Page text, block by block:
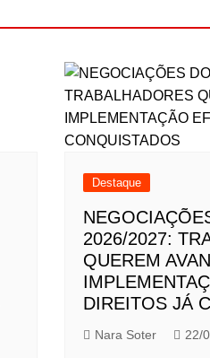
Destaque
2026/2027:
QUEREM
DIREITOS JÁ
Nara Soter 22/